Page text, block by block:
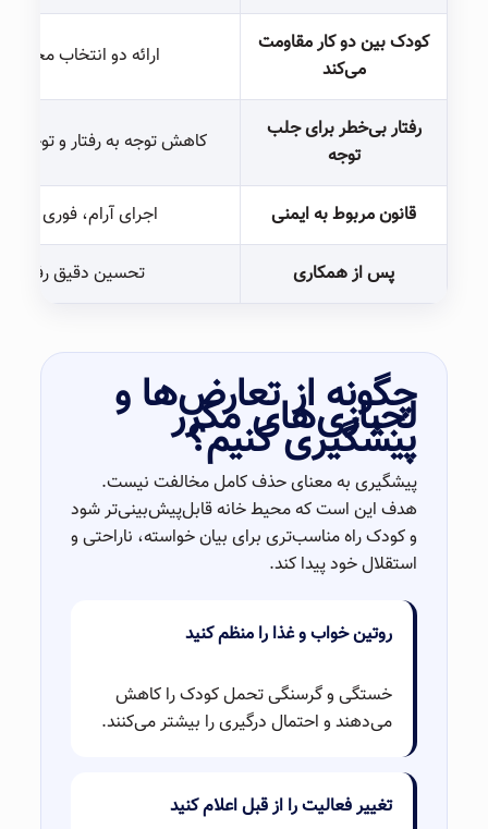
کودک بین دو کار مقاومت
می‌کند
ارائه دو انتخاب
رفتار بی‌خطر برای جلب
توجه
کاهش توجه به رفتار و توجه
قانون مربوط به ایمنی اجرای آرام، فوری و
پس از همکاری تحسین دقیق رفتار
چگونه از تعارض‌ها و
لجبازی‌های مکرر
پیشگیری کنیم؟
پیشگیری به معنای حذف کامل مخالفت نیست.
هدف این است که محیط خانه قابل‌پیش‌بینی‌تر شود
و کودک راه مناسب‌تری برای بیان خواسته، ناراحتی و
استقلال خود پیدا کند.
روتین خواب و غذا را منظم کنید
خستگی و گرسنگی تحمل کودک را کاهش
می‌دهند و احتمال درگیری را بیشتر می‌کنند.
تغییر فعالیت را از قبل اعلام کنید